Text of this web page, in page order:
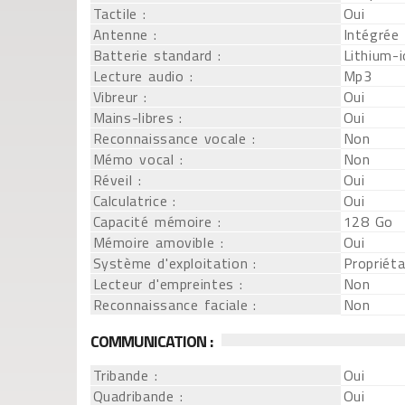
Tactile :
Oui
Antenne :
Intégrée
Batterie standard :
Lithium-
Lecture audio :
Mp3
Vibreur :
Oui
Mains-libres :
Oui
Reconnaissance vocale :
Non
Mémo vocal :
Non
Réveil :
Oui
Calculatrice :
Oui
Capacité mémoire :
128 Go
Mémoire amovible :
Oui
Système d'exploitation :
Lecteur d'empreintes :
Non
Reconnaissance faciale :
Non
COMMUNICATION :
Tribande :
Oui
Quadribande :
Oui